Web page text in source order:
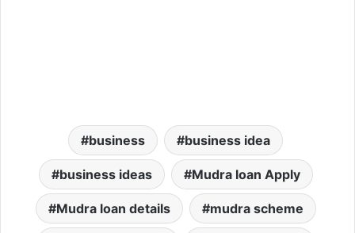
business business idea
business ideas Mudra loan Apply
Mudra loan details mudra scheme